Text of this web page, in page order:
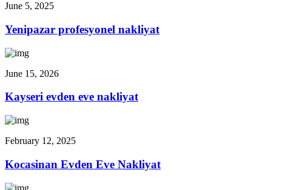
June 5, 2025
Yenipazar profesyonel nakliyat
June 15, 2026
Kayseri evden eve nakliyat
February 12, 2025
Kocasinan Evden Eve Nakliyat